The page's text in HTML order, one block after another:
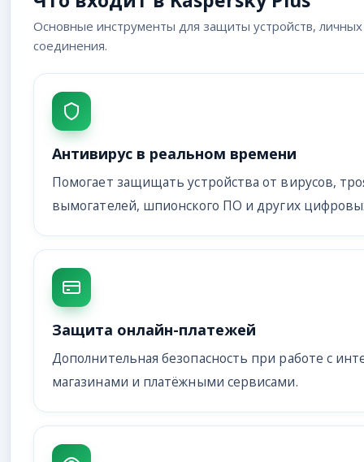
Основные инструменты для защиты устройств,
соединения.
Антивирус в реальном времени
Помогает защищать устройства от вирусов,
вымогателей, шпионского ПО и других
Защита онлайн-платежей
Дополнительная безопасность при работе с
магазинами и платёжными сервисами.